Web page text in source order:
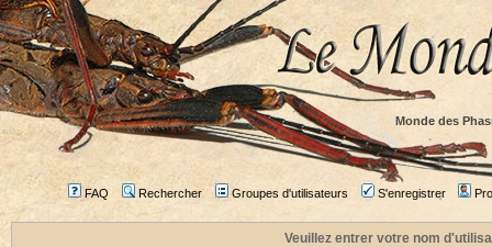
Monde des
FAQ Rechercher Groupes d'utilisateurs S'enregistrer
Veuillez entrer votre nom